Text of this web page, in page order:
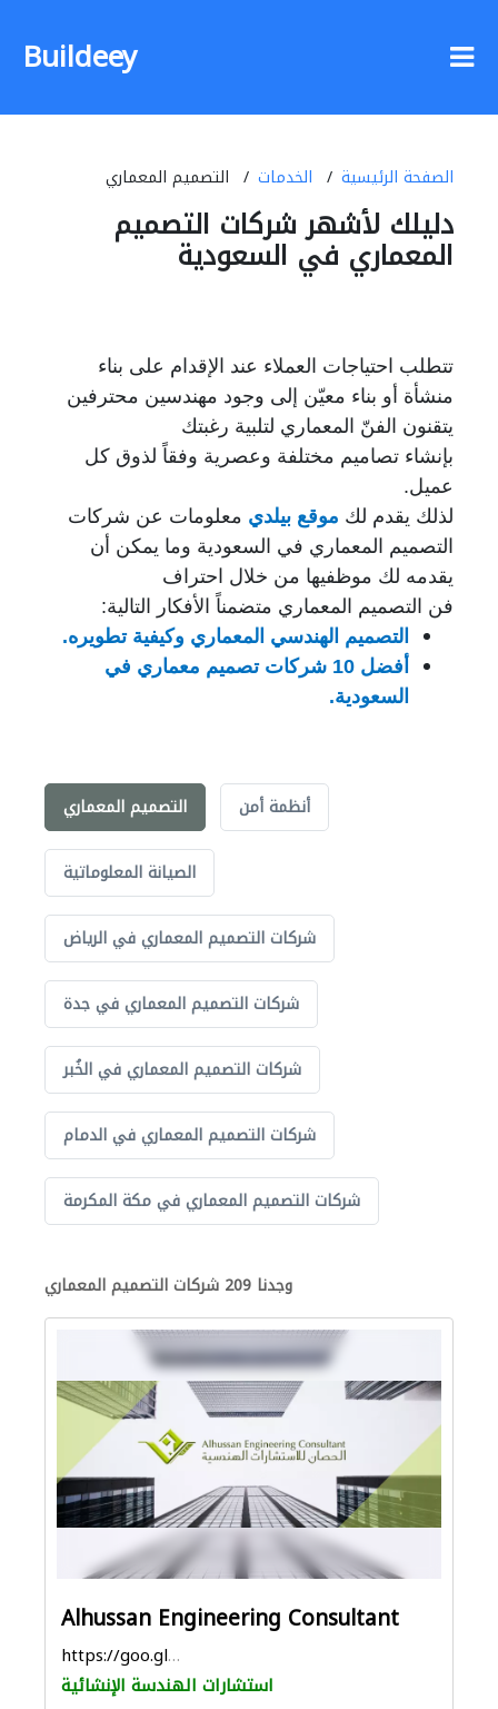
Buildeey
الصفحة الرئيسية الخدمات التصميم المعماري
دليلك لأشهر شركات التصميم
المعماري في السعودية
تتطلب احتياجات العملاء عند الإقدام على بناء
منشأة أو بناء معيّن إلى وجود مهندسين محترفين
يتقنون الفنّ المعماري لتلبية رغبتك
بإنشاء تصاميم مختلفة وعصرية وفقاً لذوق كل
عميل.
لذلك يقدم لك موقع بيلدي معلومات عن شركات
التصميم المعماري في السعودية وما يمكن أن
يقدمه لك موظفيها من خلال ا حتراف
فن التصميم المعماري متضمناً الأفكار التالية:
التصميم الهندسي المعماري وكيفية تطويره.
أفضل 10 شركات تصميم معماري في
السعودية.
التصميم المعماري أنظمة أمن
الصيانة المعلوماتية
شركات التصميم المعماري في الرياض
شركات التصميم المعماري في جدة
شركات التصميم المعماري في الخُبر
شركات التصميم المعماري في الدمام
شركات التصميم المعماري في مكة المكرمة
وجدنا 209 شركات التصميم المعماري
Alhussan Engineering Consultant
https://goo.gl/maps/uzLz4oomLA3u2sDk6
استشارات الهندسة الإنشائية